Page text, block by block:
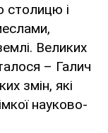
столицю і
Великих
– Галич
змін, які
науково-